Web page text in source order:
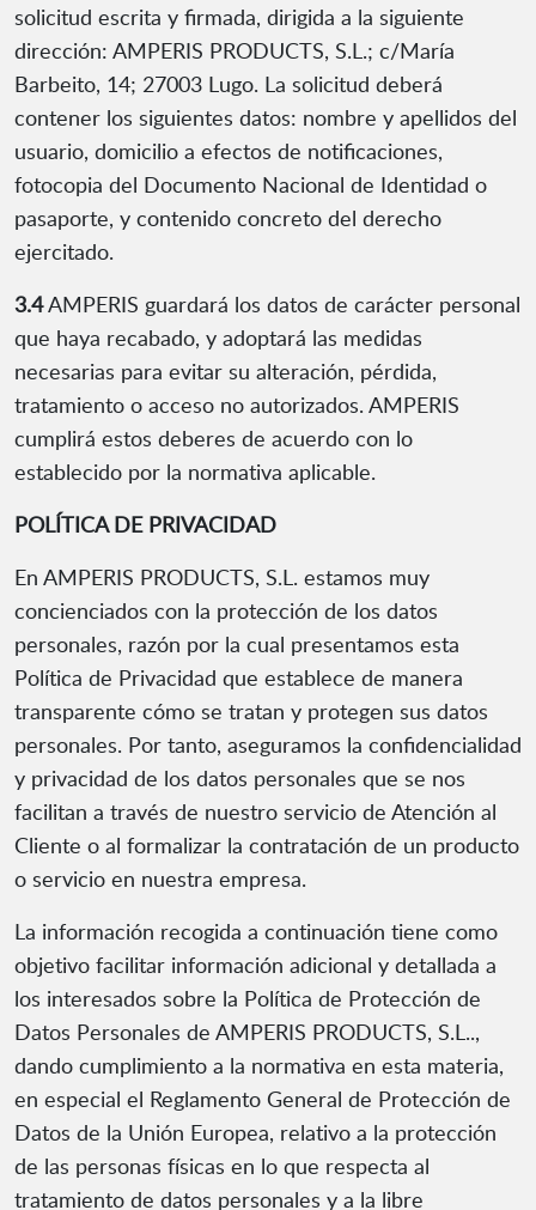
solicitud escrita y firmada, dirigida a la siguiente
dirección: AMPERIS PRODUCTS, S.L.; c/María
Barbeito, 14; 27003 Lugo. La solicitud deberá
contener los siguientes datos: nombre y apellidos del
usuario, domicilio a efectos de notificaciones,
fotocopia del Documento Nacional de Identidad o
pasaporte, y contenido concreto del derecho
ejercitado.
3.4AMPERIS guardará los datos de carácter personal
que haya recabado, y adoptará las medidas
necesarias para evitar su alteración, pérdida,
tratamiento o acceso no autorizados. AMPERIS
cumplirá estos deberes de acuerdo con lo
establecido por la normativa aplicable.
POLÍTICA DE PRIVACIDAD
En AMPERIS PRODUCTS, S.L. estamos muy
concienciados con la protección de los datos
personales, razón por la cual presentamos esta
Política de Privacidad que establece de manera
transparente cómo se tratan y protegen sus datos
personales. Por tanto, aseguramos la confidencialidad
y privacidad de los datos personales que se nos
facilitan a través de nuestro servicio de Atención al
Cliente o al formalizar la contratación de un producto
o servicio en nuestra empresa.
La información recogida a continuación tiene como
objetivo facilitar información adicional y detallada a
los interesados sobre la Política de Protección de
Datos Personales de AMPERIS PRODUCTS, S.L..,
dando cumplimiento a la normativa en esta materia,
en especial el Reglamento General de Protección de
Datos de la Unión Europea, relativo a la protección
de las personas físicas en lo que respecta al
tratamiento de datos personales y a la libre